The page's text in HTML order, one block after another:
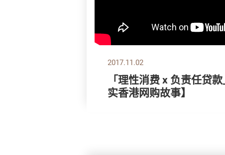
2017.11.02
「理性消费 x 负责任贷
实香港网购故事】